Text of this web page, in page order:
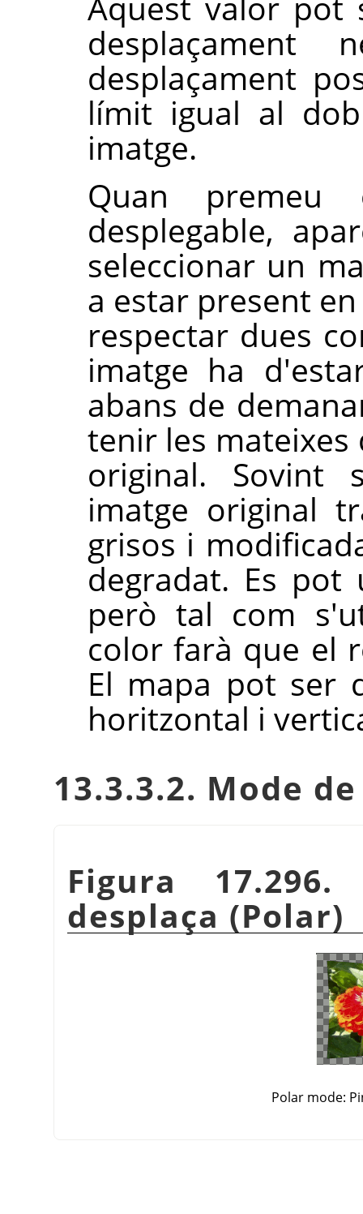
desplaçament
límit igual al
imatge.
Quan
desplegable,
seleccionar un
a estar present
respectar dues
imatge ha
abans de
tenir les
original.
imatge original
grisos i
degradat. Es pot
però tal com
color farà que el
El mapa pot ser
horitzontal i
13.3.3.2. Mode
Figura
desplaça (Polar)
Polar mode: